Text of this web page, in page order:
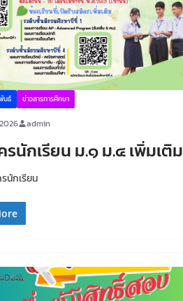
นธ์ ข่าวสารการศึกษา
admin
นักเรียน ม.๑ ม.๔ เพิ่มเติม
นักเรียน